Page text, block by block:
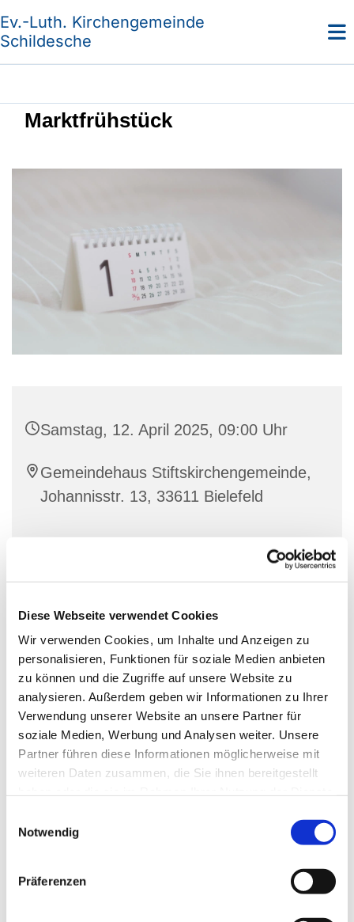
Diese Webseite verwendet Cookies
Wir verwenden Cookies, um Inhalte und Anzeigen zu
personalisieren, Funktionen für soziale Medien anbieten
zu können und die Zugriffe auf unsere Website zu
analysieren. Außerdem geben wir Informationen zu Ihrer
Verwendung unserer Website an unsere Partner für
soziale Medien, Werbung und Analysen weiter. Unsere
Partner führen diese Informationen möglicherweise mit
weiteren Daten zusammen, die Sie ihnen bereitgestellt
Notwendig
Präferenzen
Ev.-Luth. Kirchengemeinde
Schildesche
Marktfrühstück
Samstag, 12. April 2025, 09:00 Uhr
Gemeindehaus Stiftskirchengemeinde,
Johannisstr. 13, 33611 Bielefeld